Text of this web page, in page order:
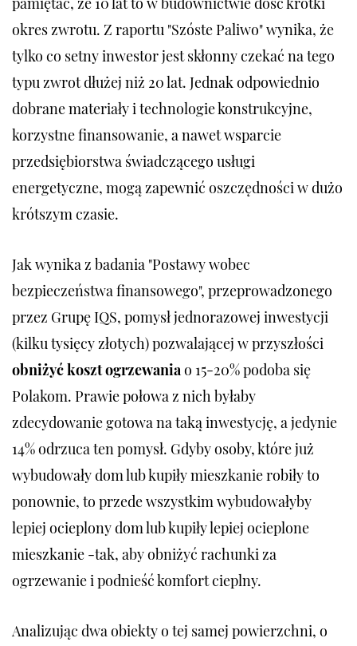
okres zwrotu. Z raportu "Szóste Paliwo" wynika, że
tylko co setny inwestor jest skłonny czekać na tego
typu zwrot dłużej niż 20 lat. Jednak odpowiednio
dobrane materiały i technologie konstrukcyjne,
korzystne finansowanie, a nawet wsparcie
przedsiębiorstwa świadczącego usługi
energetyczne, mogą zapewnić oszczędności w dużo
krótszym czasie.
Jak wynika z badania "Postawy wobec
bezpieczeństwa finansowego", przeprowadzonego
przez Grupę IQS, pomysł jednorazowej inwestycji
(kilku tysięcy złotych) pozwalającej w przyszłości
obniżyć koszt ogrzewaniao 15-20% podoba się
Polakom. Prawie połowa z nich byłaby
zdecydowanie gotowa na taką inwestycję, a jedynie
14% odrzuca ten pomysł. Gdyby osoby, które już
wybudowały dom lub kupiły mieszkanie robiły to
ponownie, to przede wszystkim wybudowałyby
lepiej ocieplony dom lub kupiły lepiej ocieplone
mieszkanie -tak, aby obniżyć rachunki za
ogrzewanie i podnieść komfort cieplny.
Analizując dwa obiekty o tej samej powierzchni, o